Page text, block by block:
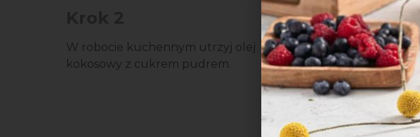
W robocie kuchennym utrzyj olej
kokosowy z cukrem pudrem.